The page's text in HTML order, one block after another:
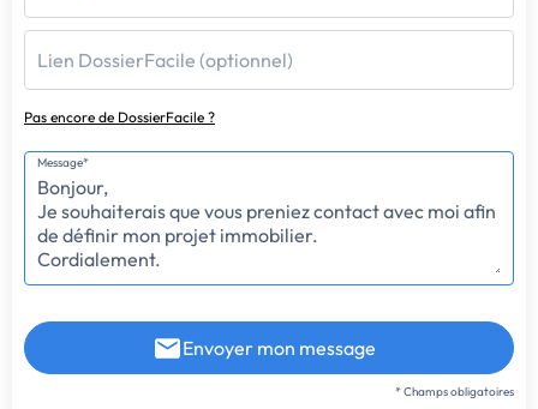
Lien DossierFacile (optionnel)
Pas encore de DossierFacile ?
Message*
Envoyer mon message
* Champs obligatoires